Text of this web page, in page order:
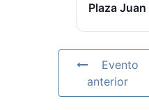
Plaza
Evento
anterior